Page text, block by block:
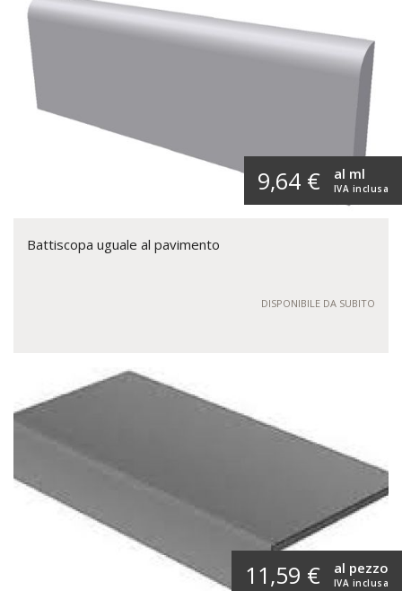
9,64 € IVA inclusa
al ml
Battiscopa uguale al pavimento
DISPONIBILE DA SUBITO
11,59 € IVA inclusa
al pezzo